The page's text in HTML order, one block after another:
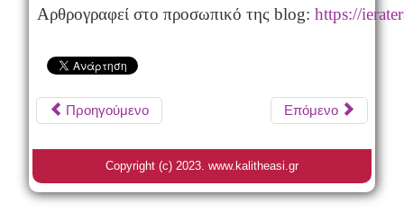
Αρθρογραφεί στο προσωπικό της blog: https://
Προηγούμενο Επόμενο
Copyright (c) 2023. www.kalitheasi.gr